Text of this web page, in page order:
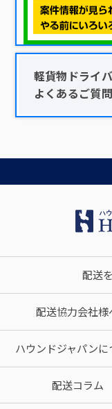
軽貨物ドライ
よくあるご質問
配送
配送協力会社様
ハウンドジャパンに
配送コラム